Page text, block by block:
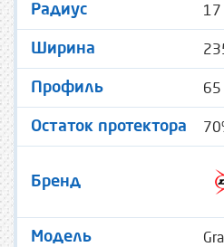
Радиус 17
Ширина
Профиль 65
Остаток протектора
Бренд
Модель